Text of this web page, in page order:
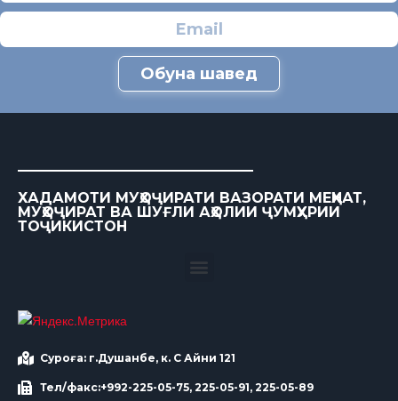
Обуна шавед
ХАДАМОТИ МУҲОҶИРАТИ ВАЗОРАТИ МЕҲНАТ,
МУҲОҶИРАТ ВА ШУҒЛИ АҲОЛИИ ҶУМҲУРИИ
ТОҶИКИСТОН
Суроға: г.Душанбе, к. С Айни 121
Тел/факс:+992-225-05-75, 225-05-91, 225-05-89